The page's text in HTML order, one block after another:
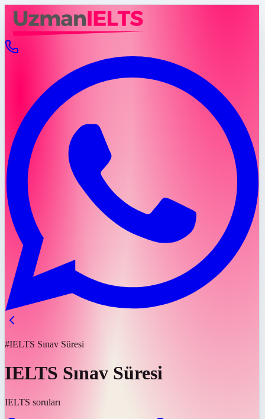
#IELTS Sınav Süresi
IELTS Sınav Süresi
IELTS soruları